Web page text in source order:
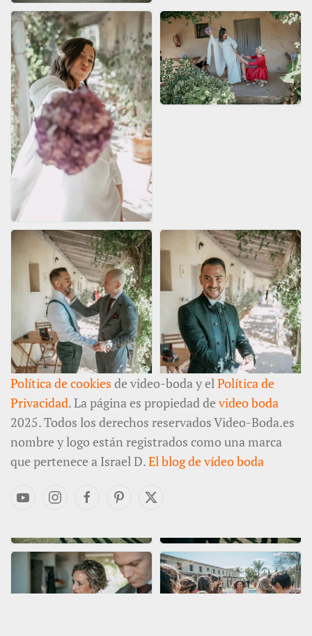
Política de cookies de video-boda y elPolítica de
Privacidad. La página es propiedad de video boda
2025. Todos los derechos reservados Video-Boda.es
nombre y logo están registrados como una marca
que pertenece a Israel D.El blog de vídeo boda